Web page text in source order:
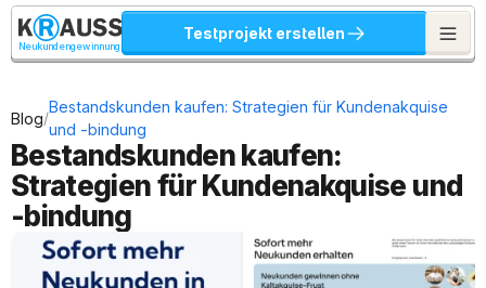
Neukundengewinnung
Testprojekt erstellen
Blog/
Bestandskunden kaufen: Strategien für Kundenakquise
und -bindung
Bestandskunden kaufen:
Strategien für Kundenakquise und
-bindung